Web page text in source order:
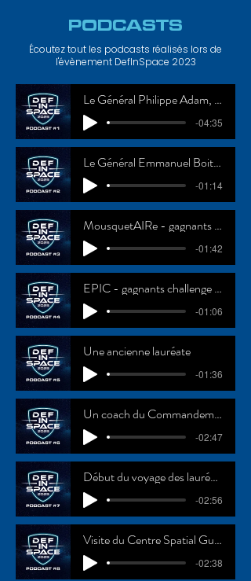
PODCASTS
Écoutez tout les podcasts réalisés lors de
l'évènement DefInSpace 2023
Le Général Philippe Adam, Commandant de l’Espace
-04:35
Le Général Emmanuel Boiteau, jury et partenaire
-01:14
MousquetAIRe - gagnants challenge technique
-01:42
EPIC - gagnants challenge généraliste
-01:06
Une ancienne lauréate
-01:36
Un coach du Commandement de l’espace
-02:47
Début du voyage des lauréats
-02:56
Visite du Centre Spatial Guyanais
-02:38